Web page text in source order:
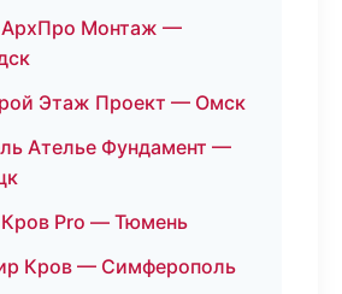
Монтаж —
Этаж Проект — Омск
Ателье Фундамент —
Pro — Тюмень
Кров — Симферополь